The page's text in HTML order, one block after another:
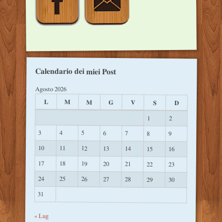
Calendario dei miei Post
Agosto 2026
L M M G V S D
1
2
3
4 5 6 7 8 9
10 11 12 13 14 15
16
17
18 19 20 21 22
23
24
25 26 27 28 29
30
31
« Lug